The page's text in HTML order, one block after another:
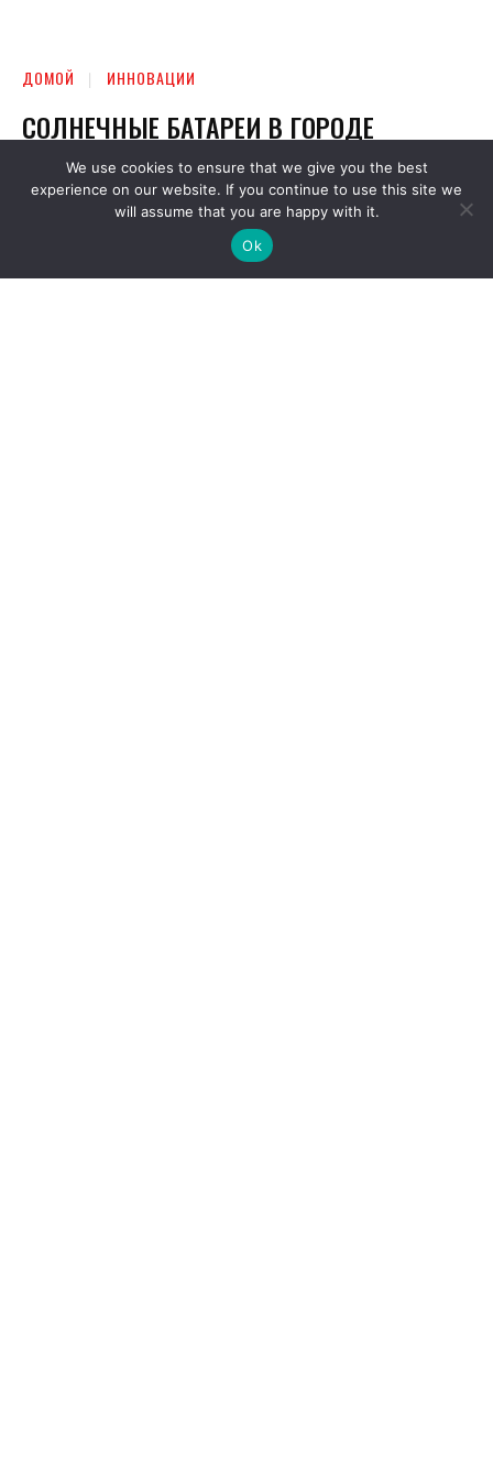
We use cookies to ensure that we give you the best
experience on our website. If you continue to use this site we
will assume that you are happy with it.
Ok